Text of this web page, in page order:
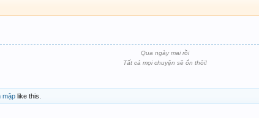
Qua ngày mai rồi
Tất cả mọi chuyện sẽ ổn thôi!
mập like this.